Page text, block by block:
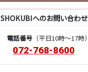
SHOKUBIへのお問い合わせ
電話番号（平日10時～17時）
072-768-8600